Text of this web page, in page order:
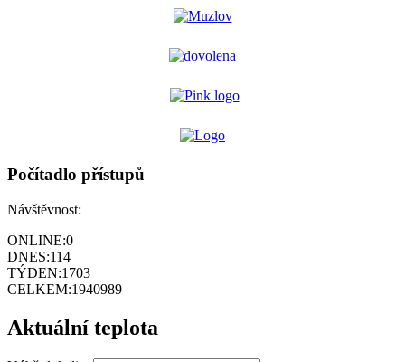
Počítadlo přístupů
Návštěvnost:
ONLINE:0
DNES:114
TÝDEN:1703
CELKEM:1940989
Aktuální teplota